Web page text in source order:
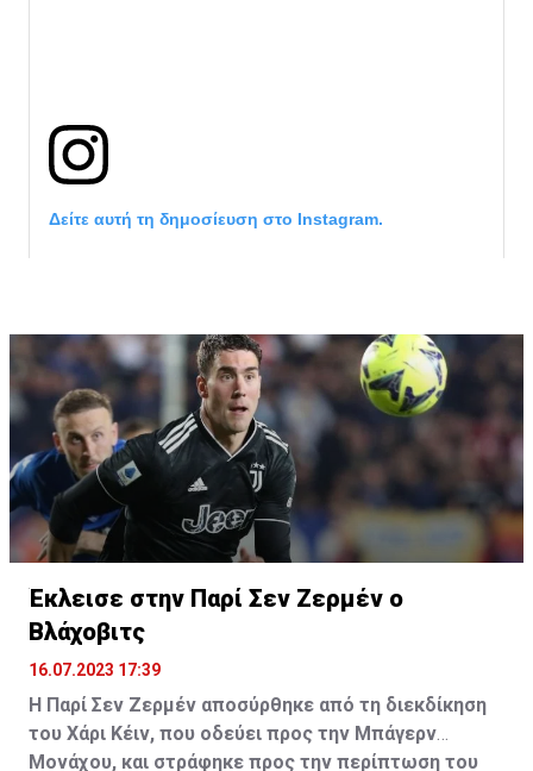
Δείτε αυτή τη δημοσίευση στο Instagram.
Έκλεισε στην Παρί Σεν Ζερμέν ο
Βλάχοβιτς
16.07.2023 17:39
Η Παρί Σεν Ζερμέν αποσύρθηκε από τη διεκδίκηση
του Χάρι Κέιν, που οδεύει προς την Μπάγερν
Μονάχου, και στράφηκε προς την περίπτωση του